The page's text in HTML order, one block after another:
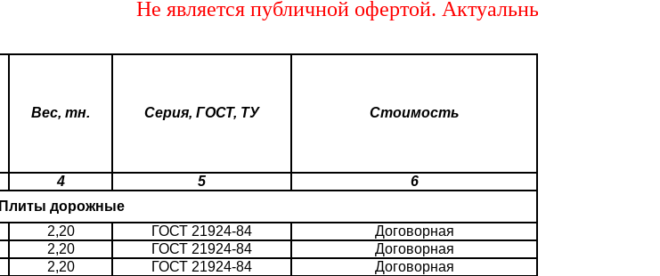
Не является публичной офертой. Актуальный расчет
Вес, тн. Серия, ГОСТ, ТУ Стоимость
4 5
6
Плиты дорожные
2,20 ГОСТ 21924-84
Договорная
2,20 ГОСТ 21924-84
Договорная
2,20 ГОСТ 21924-84
Договорная